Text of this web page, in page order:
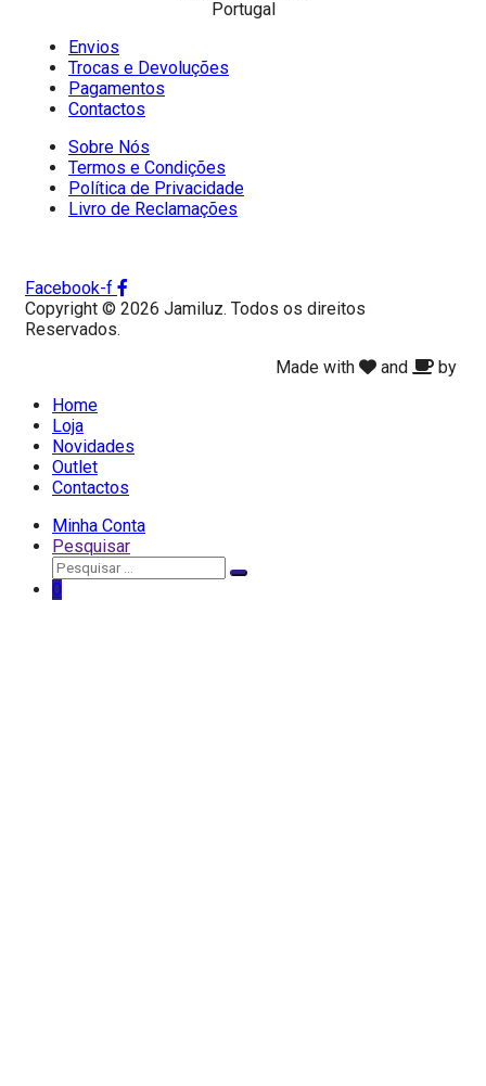
Portugal
Envios
Trocas e Devoluções
Pagamentos
Contactos
Sobre Nós
Termos e Condições
Política de Privacidade
Livro de Reclamações
Facebook-f
Copyright © 2026 Jamiluz. Todos os direitos
Reservados.
Made with
and
by
Home
Loja
Novidades
Outlet
Contactos
Minha Conta
Pesquisar
Pesquisar
por:
0